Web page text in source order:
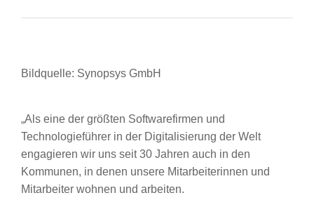
Bildquelle: Synopsys GmbH
„Als eine der größten Softwarefirmen und
Technologieführer in der Digitalisierung der Welt
engagieren wir uns seit 30 Jahren auch in den
Kommunen, in denen unsere Mitarbeiterinnen und
Mitarbeiter wohnen und arbeiten.